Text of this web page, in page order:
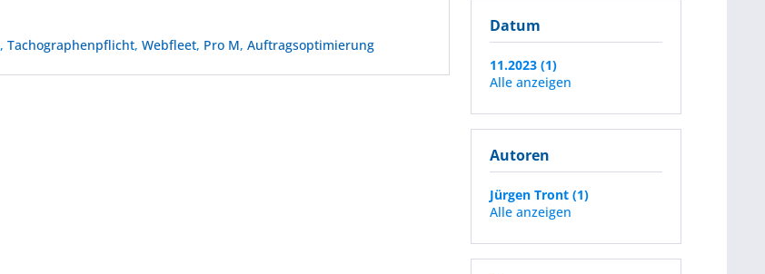
Datum
11.2023 (1)
Alle anzeigen
Autoren
Jürgen Tront (1)
Alle anzeigen
,Tachographenpflicht,Webfleet, Pro M,Auftragsoptimierung